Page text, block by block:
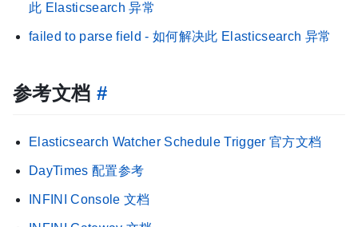
此 Elasticsearch 异常
failed to parse field - 如何解决此 Elasticsearch 异常
参考文档 #
Elasticsearch Watcher Schedule Trigger 官方文档
DayTimes 配置参考
INFINI Console 文档